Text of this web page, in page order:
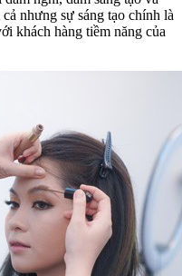
nhưng sự sáng tạo chính là
khách hàng tiềm năng của